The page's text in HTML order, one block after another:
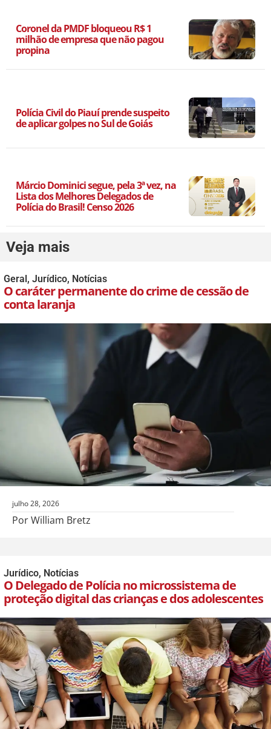
Coronel da PMDF bloqueou R$ 1
milhão de empresa que não pagou
propina
Polícia Civil do Piauí prende suspeito
de aplicar golpes no Sul de Goiás
Márcio Dominici segue, pela 3ª vez, na
Lista dos Melhores Delegados de
Polícia do Brasil! Censo 2026
Veja mais
Geral, Jurídico, Notícias
O caráter permanente do crime de cessão de
conta laranja
julho 28, 2026
Por William Bretz
Jurídico, Notícias
O Delegado de Polícia no microssistema de
proteção digital das crianças e dos adolescentes